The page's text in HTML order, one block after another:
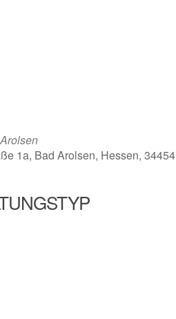
1a, Bad Arolsen, Hessen, 34454